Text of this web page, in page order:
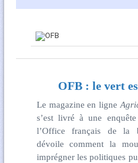
OFB : le vert
Le magazine en ligne
s’est livré à une
l’Office français de la
dévoile comment la
imprégner les politiques